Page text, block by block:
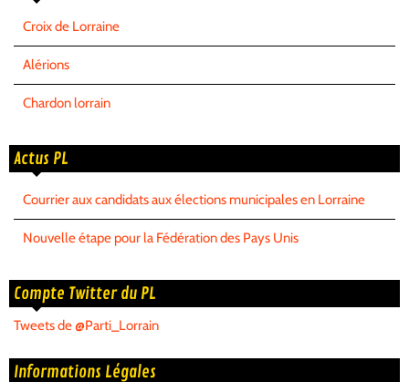
Croix de Lorraine
Alérions
Chardon lorrain
Actus PL
Courrier aux candidats aux élections municipales en Lorraine
Nouvelle étape pour la Fédération des Pays Unis
Compte Twitter du PL
Tweets de @Parti_Lorrain
Informations Légales